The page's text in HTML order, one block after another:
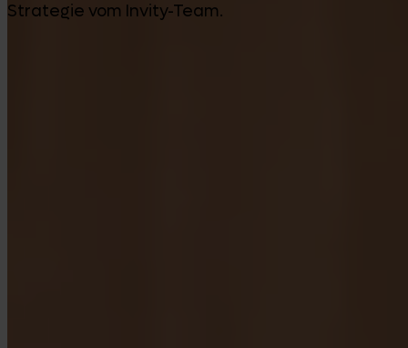
Strategie vom Invity-Team.